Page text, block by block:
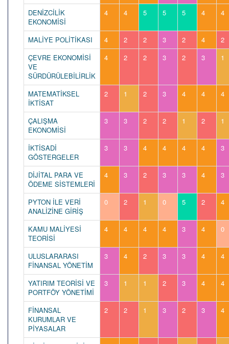
DENİZCİLİK
EKONOMİSİ
4 4 5 5 5 4 4
MALİYE POLİTİKASI 4 2 2 3 2 4
2
ÇEVRE EKONOMİSİ
VE
SÜRDÜRÜLEBİLİRLİK
4 2 2 3 2 3 1
MATEMATİKSEL
İKTİSAT
2 1 2 3 4 4 4
ÇALIŞMA
EKONOMİSİ
3 3 2 2 1 2 1
İKTİSADİ
GÖSTERGELER
3 3 4 4 4 4 3
DİJİTAL PARA VE
ÖDEME SİSTEMLERİ
4 3 2 3 3 4 3
PYTON İLE VERİ
ANALİZİNE GİRİŞ
0 2 1 0 5 2 4
KAMU MALİYESİ
TEORİSİ
4 4 4 4 3 4 0
ULUSLARARASI
FİNANSAL YÖNETİM
3 4 2 3 3 4 4
YATIRIM TEORİSİ VE
PORTFÖY YÖNETİMİ
3 1 1 2 3 4 4
FİNANSAL
KURUMLAR VE
PİYASALAR
2 2 1 3 2 3 4